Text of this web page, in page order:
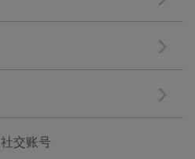
社交账号